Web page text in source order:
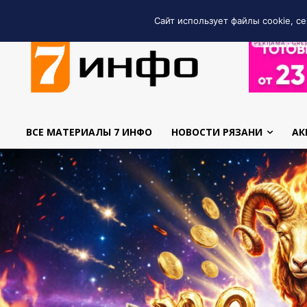
РЕКЛАМА •
ВСЕ МАТЕРИАЛЫ 7 ИНФО НОВОСТИ РЯЗАНИ
Сайт использует файлы cookie,